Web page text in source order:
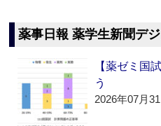
薬事日報 薬学生新聞デ
【薬ゼミ国
う
2026年07月